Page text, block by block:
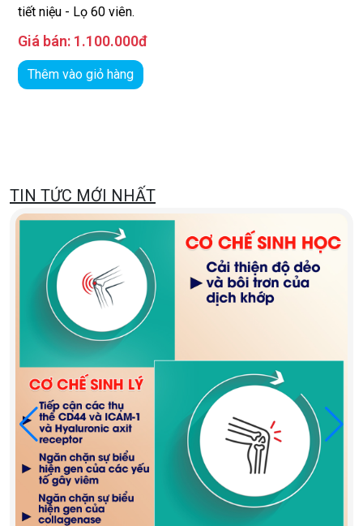
tiết niệu - Lọ 60 viên.
Giá bán: 1.100.000đ
Thêm vào giỏ hàng
TIN TỨC MỚI NHẤT